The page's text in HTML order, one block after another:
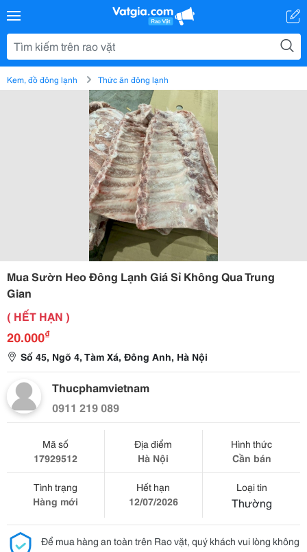
Kem, đồ đông lạnh Thức ăn đông lạnh
Mua Sườn Heo Đông Lạnh Giá Sỉ Không Qua Trung
Gian
( HẾT HẠN )
20.000₫
Số 45, Ngõ 4, Tàm Xá, Đông Anh, Hà Nội
Thucphamvietnam
0911 219 089
Mã số
17929512
Địa điểm
Hà Nội
Hình thức
Cần bán
Tình trạng
Hàng mới
Hết hạn
12/07/2026
Loại tin
Thường
Để mua hàng an toàn trên Rao vặt, quý khách vui lòng không